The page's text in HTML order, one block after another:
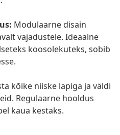
Modulaarne disain
vajadustele. Ideaalne
koosolekuteks, sobib
kõike niiske lapiga ja väldi
Regulaarne hooldus
kaua kestaks.